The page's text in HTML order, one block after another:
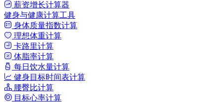
薪资增长计算器
健身与健康计算工具
身体质量指数计算
理想体重计算
卡路里计算
体脂率计算
每日饮水量计算
健身目标时间表计算
腰臀比计算
目标心率计算